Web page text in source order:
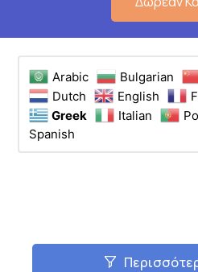
Arabic Bulgarian
Dutch
English
Greek
Italian
Spanish